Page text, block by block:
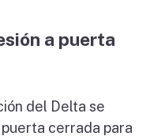
a puerta
del Delta se
cerrada para